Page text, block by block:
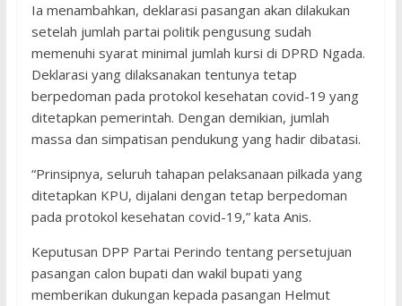
Ia menambahkan, deklarasi pasangan akan dilakukan
setelah jumlah partai politik pengusung sudah
memenuhi syarat minimal jumlah kursi di DPRD Ngada.
Deklarasi yang dilaksanakan tentunya tetap
berpedoman pada protokol kesehatan covid-19 yang
ditetapkan pemerintah. Dengan demikian, jumlah
massa dan simpatisan pendukung yang hadir dibatasi.
“Prinsipnya, seluruh tahapan pelaksanaan pilkada yang
ditetapkan KPU, dijalani dengan tetap berpedoman
pada protokol kesehatan covid-19,” kata Anis.
Keputusan DPP Partai Perindo tentang persetujuan
pasangan calon bupati dan wakil bupati yang
memberikan dukungan kepada pasangan Helmut